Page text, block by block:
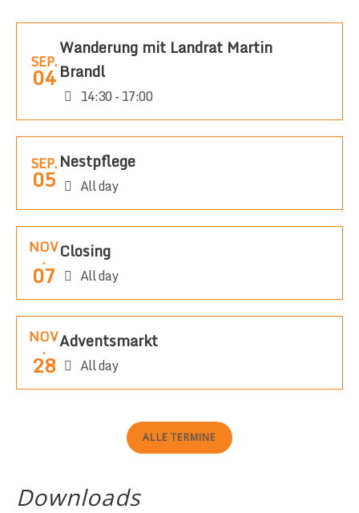
SEP.
04
Wanderung mit Landrat Martin
Brandl
14:30 - 17:00
SEP.
05
Nestpflege
All day
NOV
.
07
Closing
All day
NOV
.
28
Adventsmarkt
All day
ALLE TERMINE
Downloads